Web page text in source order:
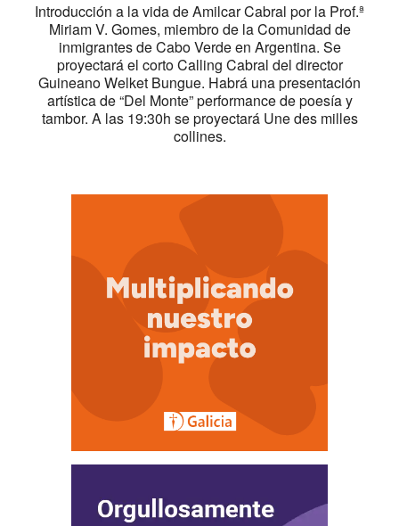
Introducción a la vida de Amilcar Cabral por la Prof.ª
Miriam V. Gomes, miembro de la Comunidad de
inmigrantes de Cabo Verde en Argentina. Se
proyectará el corto Calling Cabral del director
Guineano Welket Bungue. Habrá una presentación
artística de “Del Monte” performance de poesía y
tambor. A las 19:30h se proyectará Une des milles
collines.